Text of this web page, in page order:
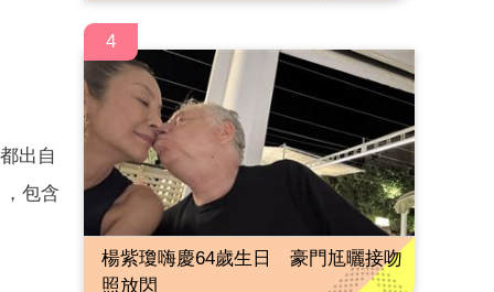
出自
包含
4
楊紫瓊嗨慶64歲生日 豪門尪曬接吻
照放閃